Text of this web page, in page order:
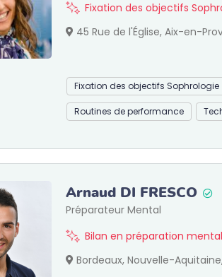
Fixation des objectifs
45 Rue de l'Église, Aix-en-
Fixation des objectifs Sophrologie
Routines de performance
Arnaud DI FRESCO
Préparateur Mental
Bilan en préparation
Bordeaux, Nouvelle-